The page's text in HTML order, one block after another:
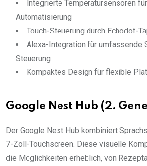
Integrierte Temperatursensoren
Automatisierung
Touch-Steuerung durch Echodot-
Alexa-Integration für umfassende
Steuerung
Kompaktes Design für flexible
Google Nest Hub (2.
Der Google Nest Hub kombiniert
7-Zoll-Touchscreen. Diese visuelle
die Möglichkeiten erheblich, von